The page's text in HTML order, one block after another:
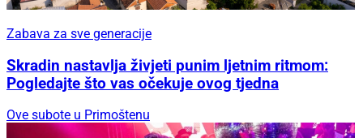
Zabava za sve generacije
Skradin nastavlja živjeti punim ljetnim ritmom:
Pogledajte što vas očekuje ovog tjedna
Ove subote u Primoštenu